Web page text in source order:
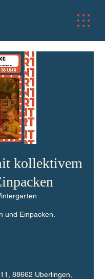
kollektivem
und Einpacken.
88662 Überlingen,